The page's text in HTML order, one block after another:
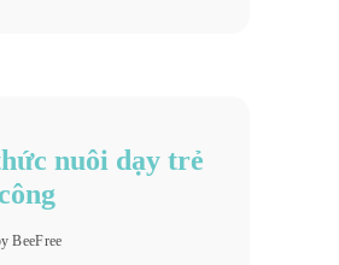
nuôi dạy trẻ
BeeFree